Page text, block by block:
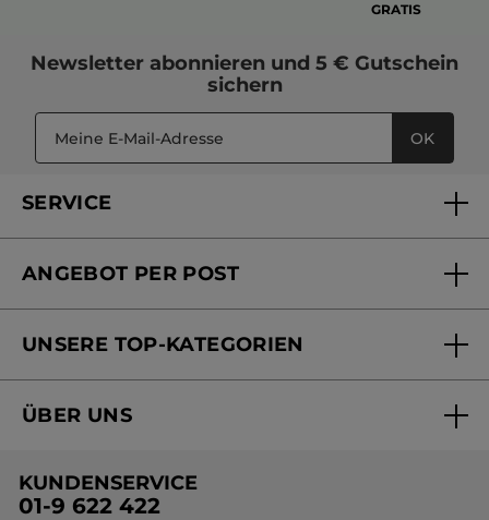
GRATIS
Newsletter abonnieren und 5 € Gutschein
sichern
OK
SERVICE
Mein Konto
Online Preisliste
ANGEBOT PER POST
Versandhandel Preisliste
UNSERE TOP-KATEGORIEN
Black Friday Yves Rocher
Geschenkideen Yves Rocher
ÜBER UNS
Umweltstiftung YR
KUNDENSERVICE
01-9 622 422